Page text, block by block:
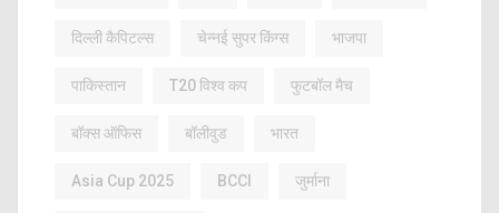
दिल्ली कैपिटल्स चेन्नई सुपर किंग्स भाजपा
पाकिस्तान T20 विश्व कप फुटबॉल मैच
बॉक्स ऑफिस बॉलीवुड भारत
Asia Cup 2025 BCCI जुर्माना